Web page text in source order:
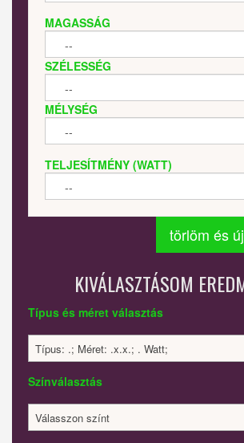
MAGASSÁG
SZÉLESSÉG
MÉLYSÉG
TELJESÍTMÉNY (WATT)
törlöm és
KIVÁLASZTÁSOM
Típus és méret választás
Típus: .; Méret: .x.x.; . Watt;
Színválasztás
Válasszon színt